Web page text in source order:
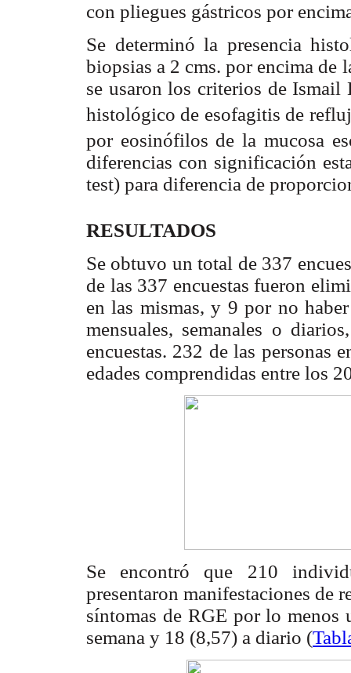
con pliegues gástricos por
Se determinó la presencia
biopsias a 2 cms. por encima de
se usaron los criterios de
histológico de esofagitis de
por eosinófilos de la mucosa
diferencias con significación
test) para diferencia de
RESULTADOS
Se obtuvo un total de 337
de las 337 encuestas fueron
en las mismas, y 9 por no
mensuales, semanales o
encuestas. 232 de las personas
edades comprendidas entre los
Se encontró que 210
presentaron manifestaciones de
síntomas de RGE por lo menos
semana y 18 (8,57) a diario (